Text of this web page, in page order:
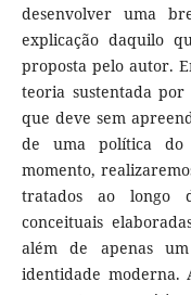
desenvolver uma
explicação daquilo
proposta pelo autor.
teoria sustentada
que deve sem
de uma política do
momento,
tratados ao longo
conceituais
além de apenas
identidade moderna.